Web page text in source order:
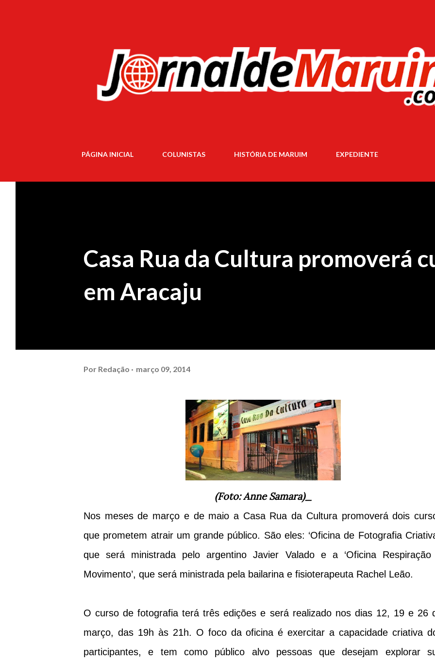
PÁGINA INICIAL COLUNISTAS HISTÓRIA DE MARUIM EXPEDIENTE
Casa Rua da Cultura promoverá
em Aracaju
Por Redação março 09, 2014
(Foto: Anne Samara)_
Nos meses de março e de maio a Casa Rua da Cultura promoverá dois
que prometem atrair um grande público. São eles: ‘Oficina de Fotografia
que será ministrada pelo argentino Javier Valado e a ‘Oficina
Movimento’, que será ministrada pela bailarina e fisioterapeuta Rachel Leão.
O curso de fotografia terá três edições e será realizado nos dias 12, 19 e 26
março, das 19h às 21h. O foco da oficina é exercitar a capacidade criativa
participantes, e tem como público alvo pessoas que desejam explorar